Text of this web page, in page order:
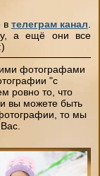
в телеграм канал
а ещё они все
фотографами
"с
ровно то, что
вы можете быть
то мы